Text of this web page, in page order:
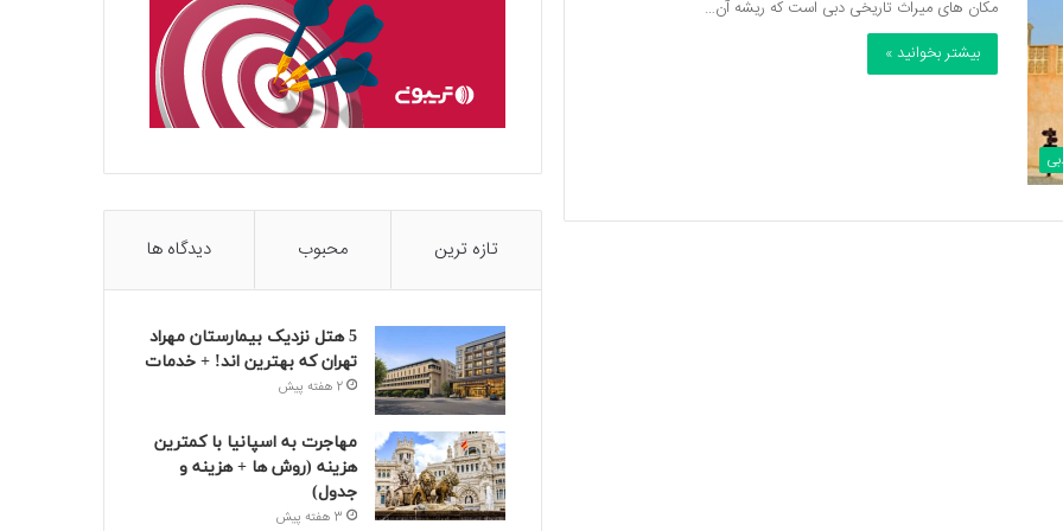
مکان های میراث تاریخی دبی است که ریشه آن…
بیشتر بخوانید »
تازه ترین محبوب دیدگاه ها
5 هتل نزدیک بیمارستان مهراد
تهران که بهترین‌ اند! + خدمات
2 هفته پیش
مهاجرت به اسپانیا با کمترین
هزینه (روش ها + هزینه و
جدول)
3 هفته پیش